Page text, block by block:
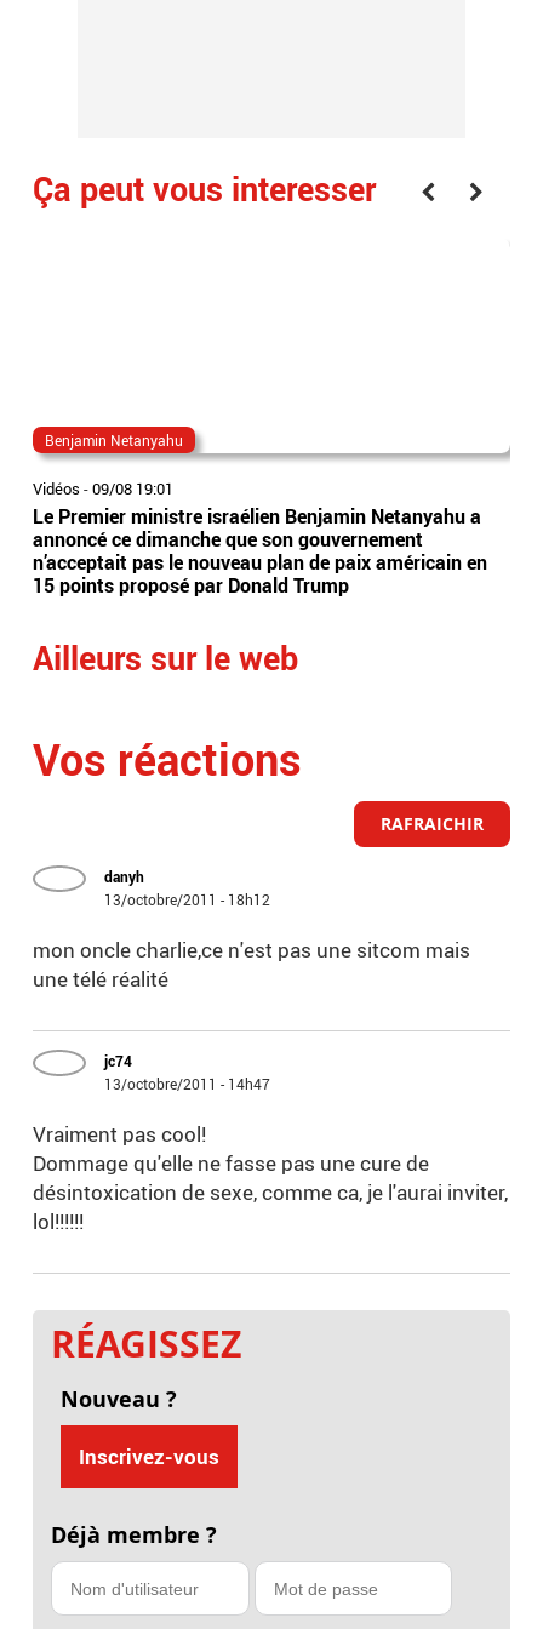
Ça peut vous interesser
Benjamin Netanyahu
Vidéos -09/08 19:01
Le Premier ministre israélien Benjamin Netanyahu a
annoncé ce dimanche que son gouvernement
n’acceptait pas le nouveau plan de paix américain en
15 points proposé par Donald Trump
Ailleurs sur le web
Vos réactions
RAFRAICHIR
danyh
13/octobre/2011 - 18h12
mon oncle charlie,ce n'est pas une sitcom mais
une télé réalité
jc74
13/octobre/2011 - 14h47
Vraiment pas cool!
Dommage qu'elle ne fasse pas une cure de
désintoxication de sexe, comme ca, je l'aurai inviter,
lol!!!!!!
RÉAGISSEZ
Nouveau ?
Inscrivez-vous
Déjà membre ?